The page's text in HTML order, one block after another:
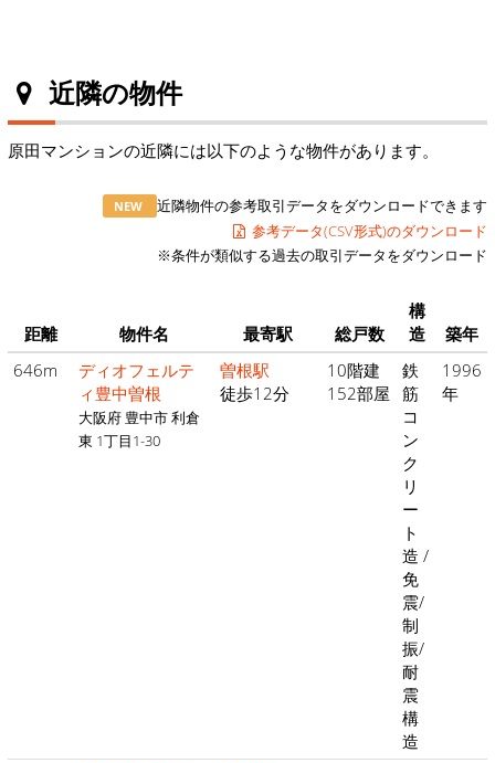
近隣の物件
原田マンションの近隣には以下のような物件があります。
NEW
近隣物件の参考取引データをダウンロードできます
参考データ(CSV形式)のダウンロード
※条件が類似する過去の取引データをダウンロード
距離 物件名 最寄駅 総戸数
構
造
築年
646m
ディオフェルテ
ィ豊中曽根
大阪府 豊中市 利倉
東 1丁目1-30
曽根駅
徒歩12分
10階建
152部屋
鉄
筋
コ
ン
ク
リ
ー
ト
造 /
免
震/
制
振/
耐
震
構
造
1996
年